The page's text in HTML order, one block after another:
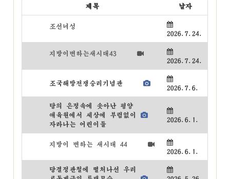
제목 날자
조선녀성
2026.7.24.
지방이변하는새시대43
2026.7.24.
조국해방전쟁승리기념관
2026.7.6.
당의 은정속에 솟아난 평양
애육원에서 세상에 부럼없이
자라나는 어린이들
2026.6.1.
지방이 변하는 새시대 44
2026.6.1.
당결정관철에 떨처나선 우리